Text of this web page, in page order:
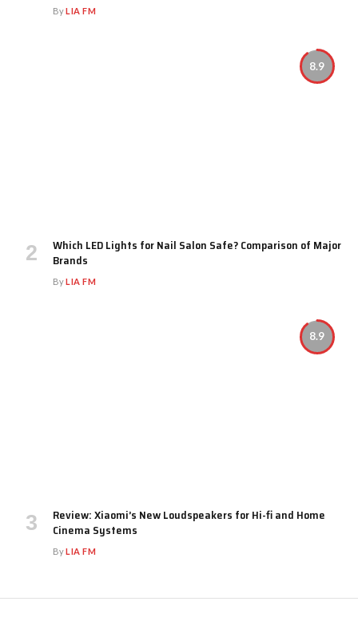
ByLIA FM
8.9
Which LED Lights for Nail Salon Safe? Comparison of Major
Brands
ByLIA FM
8.9
Review: Xiaomi’s New Loudspeakers for Hi-fi and Home
Cinema Systems
ByLIA FM